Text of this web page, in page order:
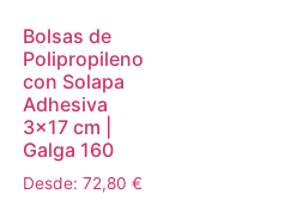
Bolsas de
Polipropileno
con Solapa
Adhesiva
3×17 cm |
Galga 160
Desde: 72,80 €